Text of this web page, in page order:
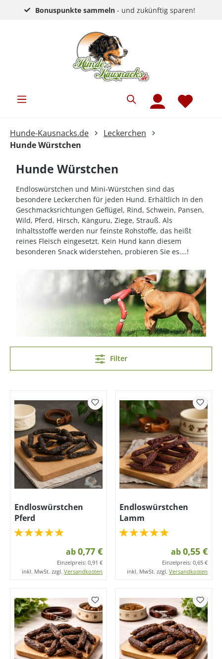
Bonuspunkte sammeln - und zukünftig sparen!
Hunde-Kausnacks.de
Leckerchen
Hunde Würstchen
Hunde Würstchen
Endloswürstchen und Mini-Würstchen sind das
besondere Leckerchen für jeden Hund. Erhältlich In den
Geschmacksrichtungen Geflügel, Rind, Schwein, Pansen,
Wild, Pferd, Hirsch, Känguru, Ziege, Strauß. Als
Inhaltsstoffe werden nur feinste Rohstoffe, das heißt
reines Fleisch eingesetzt. Kein Hund kann diesem
besonderen Snack widerstehen, probieren Sie es….!
Filter
Endloswürstchen
Pferd
ab0,77 €
Einzelpreis: 0,91 €
inkl. MwSt. zzgl. Versandkosten
Endloswürstchen
Lamm
ab0,55 €
Einzelpreis: 0,65 €
inkl. MwSt. zzgl. Versandkosten